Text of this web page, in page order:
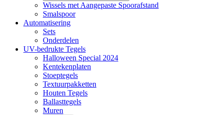
Wissels met Aangepaste Spoorafstand
Smalspoor
Automatisering
Sets
Onderdelen
UV-bedrukte Tegels
Halloween Special 2024
Kentekenplaten
Stoeptegels
Textuurpakketten
Houten Tegels
Ballasttegels
Muren